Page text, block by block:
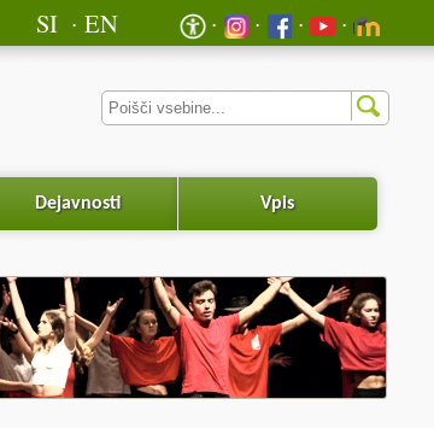
EN
SI
Dejavnosti Vpis